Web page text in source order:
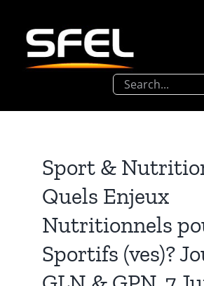
contenu
Prix de Thèse SFEL
Rechercher:
Sport &
Quels Enjeux
Nutritionnels
Sportifs (ves)?